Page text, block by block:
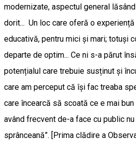
modernizate, aspectul general
dorit... Un loc care oferă o
educativă, pentru mici și mari; totuși
departe de optim... Ce ni s-a părut
potențialul care trebuie susținut și
care am perceput că își fac treaba
care încearcă să scoată ce e mai bun
având frecvent de-a face cu public nu
sprânceană”. [Prima clădire a